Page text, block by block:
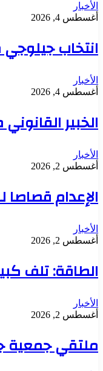
الأخبار
أغسطس 4, 2026
انتخاب
الأخبار
أغسطس 4, 2026
الخبير
الأخبار
أغسطس 2, 2026
الإعدام قصاصا لـ6 من منسوبي الشرطة في قضية تعذيب محتجز حتى الموت
الأخبار
أغسطس 2, 2026
الطاقة: تلف
الأخبار
أغسطس 2, 2026
ملتقي جمعية